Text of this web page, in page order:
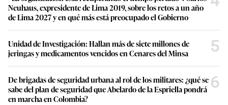
Neuhaus, expresidente de Lima 2019, sobre los retos a un año
de Lima 2027 y en qué más está preocupado el Gobierno
Unidad de Investigación: Hallan más de siete millones de
jeringas y medicamentos vencidos en Cenares del Minsa
5
De brigadas de seguridad urbana al rol de los militares: ¿qué se
sabe del plan de seguridad que Abelardo de la Espriella pondrá
en marcha en Colombia?
6